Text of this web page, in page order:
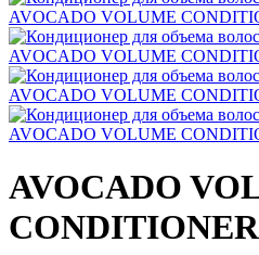
AVOCADO
CONDITIONER